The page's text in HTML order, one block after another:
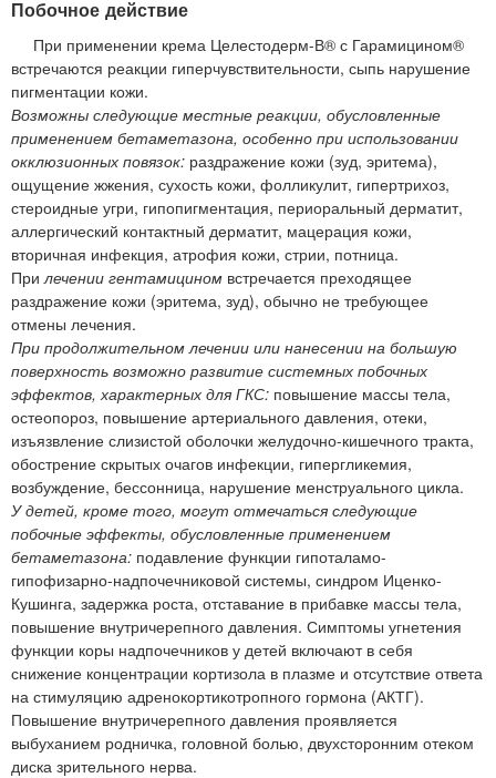
Побочное действие
При применении крема Целестодерм-В® с Гарамицином®
встречаются реакции гиперчувствительности, сыпь нарушение
пигментации кожи.
Возможны следующие местные реакции, обусловленные
применением бетаметазона, особенно при использовании
окклюзионных повязок: раздражение кожи (зуд, эритема),
ощущение жжения, сухость кожи, фолликулит, гипертрихоз,
стероидные угри, гипопигментация, периоральный дерматит,
аллергический контактный дерматит, мацерация кожи,
вторичная инфекция, атрофия кожи, стрии, потница.
При лечении гентамицином встречается преходящее
раздражение кожи (эритема, зуд), обычно не требующее
отмены лечения.
При продолжительном лечении или нанесении на большую
поверхность возможно развитие системных побочных
эффектов, характерных для ГКС: повышение массы тела,
остеопороз, повышение артериального давления, отеки,
изъязвление слизистой оболочки желудочно-кишечного тракта,
обострение скрытых очагов инфекции, гипергликемия,
возбуждение, бессонница, нарушение менструального цикла.
У детей, кроме того, могут отмечаться следующие
побочные эффекты, обусловленные применением
бетаметазона: подавление функции гипоталамо-
гипофизарно-надпочечниковой системы, синдром Иценко-
Кушинга, задержка роста, отставание в прибавке массы тела,
повышение внутричерепного давления. Симптомы угнетения
функции коры надпочечников у детей включают в себя
снижение концентрации кортизола в плазме и отсутствие ответа
на стимуляцию адренокортикотропного гормона (АКТГ).
Повышение внутричерепного давления проявляется
выбуханием родничка, головной болью, двухсторонним отеком
диска зрительного нерва.